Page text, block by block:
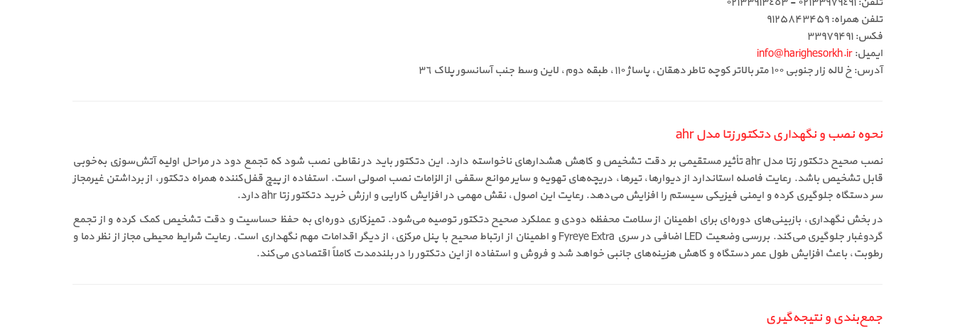
تلفن همراه: ۹۱۲۵۸۴۳۴۵۹
فکس: ۳۳۹۷۹۴۹۱
ایمیل:info@harighesorkh.ir
آدرس: خ لاله زار جنوبی ١٠٠ متر بالاتر کوچه تاطر دهقان، پاساژ ١١٠، طبقه دوم، لاین وسط جنب آسانسور پلاک ٣٦
نحوه نصب و نگهداری دتکتور زتا مدل ahr
نصب صحیح دتکتور زتا مدل ahr تأثیر مستقیمی بر دقت تشخیص و کاهش هشدارهای ناخواسته دارد. این دتکتور باید در نقاطی نصب شود که تجمع دود در مراحل اولیه آتش‌سوزی به‌خوبی
قابل تشخیص باشد. رعایت فاصله استاندارد از دیوارها، تیرها، دریچه‌های تهویه و سایر موانع سقفی از الزامات نصب اصولی است. استفاده از پیچ قفل‌کننده همراه دتکتور، از برداشتن غیرمجاز
سر دستگاه جلوگیری کرده و ایمنی فیزیکی سیستم را افزایش می‌دهد. رعایت این اصول، نقش مهمی در افزایش کارایی و ارزش خرید دتکتور زتا ahr دارد.
در بخش نگهداری، بازبینی‌های دوره‌ای برای اطمینان از سلامت محفظه دودی و عملکرد صحیح دتکتور توصیه می‌شود. تمیزکاری دوره‌ای به حفظ حساسیت و دقت تشخیص کمک کرده و از تجمع
گردوغبار جلوگیری می‌کند. بررسی وضعیت LED اضافی در سری Fyreye Extra و اطمینان از ارتباط صحیح با پنل مرکزی، از دیگر اقدامات مهم نگهداری است. رعایت شرایط محیطی مجاز از نظر دما و
رطوبت، باعث افزایش طول عمر دستگاه و کاهش هزینه‌های جانبی خواهد شد و فروش و استفاده از این دتکتور را در بلندمدت کاملاً اقتصادی می‌کند.
جمع‌بندی و نتیجه‌گیری